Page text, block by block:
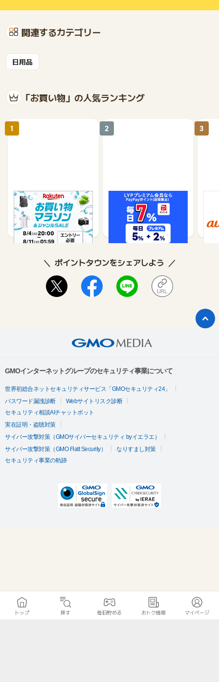
関連するカテゴリー
日用品
「お買い物」の人気ランキング
楽天市場
1%
1
Yahoo!ショッピング
1%
2 3
ポイントタウンをシェアしよう
GMOインターネットグループのセキュリティ事業について
世界初総合ネットセキュリティサービス「GMOセキュリティ24」
パスワード漏洩診断
Webサイトリスク診断
セキュリティ相談AIチャットボット
実在証明・盗聴対策
サイバー攻撃対策（GMOサイバーセキュリティ byイエラエ）
サイバー攻撃対策（GMO Flatt Security）
なりすまし対策
セキュリティ事業の軌跡
トップ 探す 毎日貯める おトク情報 マイページ